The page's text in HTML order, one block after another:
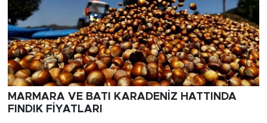
MARMARA VE BATI KARADENİZ HATTINDA
FINDIK FİYATLARI